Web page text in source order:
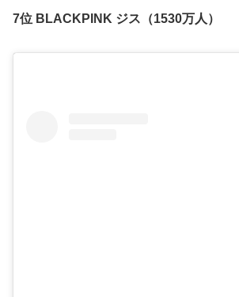
7位 BLACKPINK ジス（1530万人）